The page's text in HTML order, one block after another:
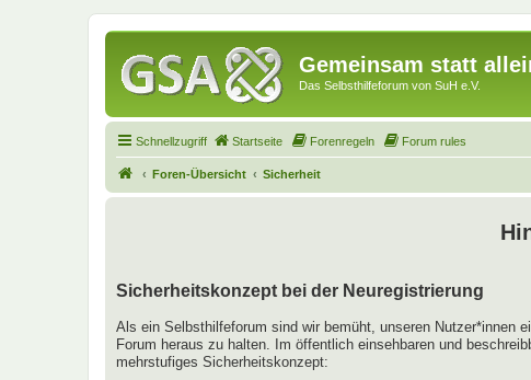
Gemeinsam statt
Das Selbsthilfeforum von SuH e.V.
Schnellzugriff Startseite Forenregeln Forum rules
Foren-Übersicht Sicherheit
Sicherheitskonzept bei der Neuregistrierung
Als ein Selbsthilfeforum sind wir bemüht, unseren Nutzer*innen
Forum heraus zu halten. Im öffentlich einsehbaren und
mehrstufiges Sicherheitskonzept: